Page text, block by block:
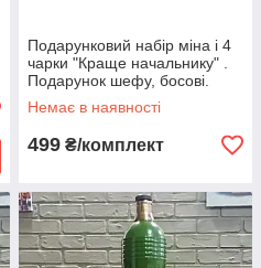
Подарунковий набір міна і 4
чарки "Краще начальнику" .
Подарунок шефу, босові.
Набір бойовий резерв.
Немає в наявності
499 ₴/комплект